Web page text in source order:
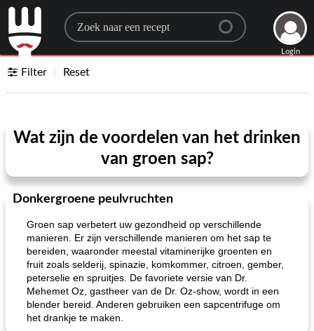
Search for a recipe
Login
Filter Reset
Wat zijn de voordelen van het drinken
van groen sap?
Donkergroene peulvruchten
Groen sap verbetert uw gezondheid op verschillende
manieren. Er zijn verschillende manieren om het sap te
bereiden, waaronder meestal vitaminerijke groenten en
fruit zoals selderij, spinazie, komkommer, citroen, gember,
peterselie en spruitjes. De favoriete versie van Dr.
Mehemet Oz, gastheer van de Dr. Oz-show, wordt in een
blender bereid. Anderen gebruiken een sapcentrifuge om
het drankje te maken.